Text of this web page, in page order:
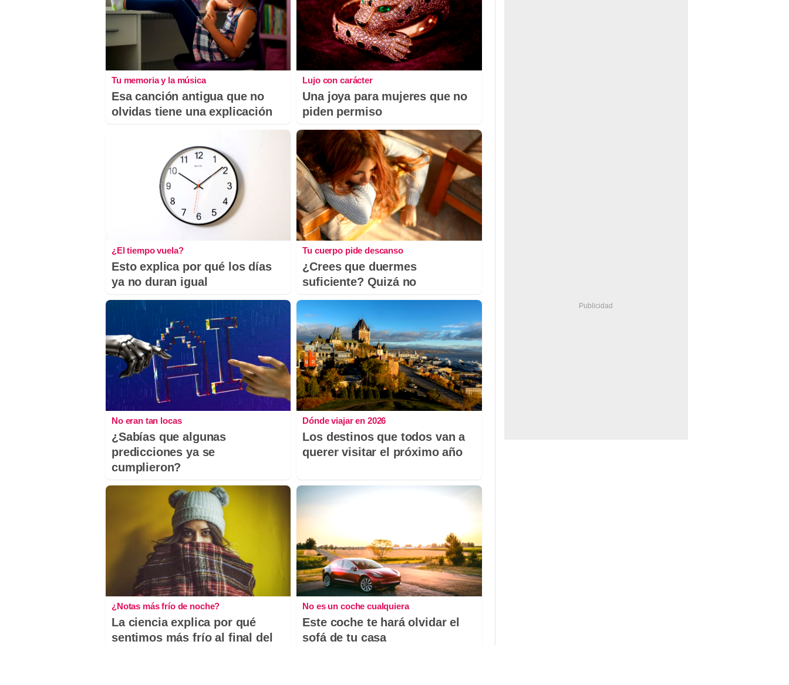
Tu memoria y la música
Esa canción antigua que no
olvidas tiene una explicación
Lujo con carácter
Una joya para mujeres que no
piden permiso
¿El tiempo vuela?
Esto explica por qué los días
ya no duran igual
Tu cuerpo pide descanso
¿Crees que duermes
suficiente? Quizá no
No eran tan locas
¿Sabías que algunas
predicciones ya se
cumplieron?
Dónde viajar en 2026
Los destinos que todos van a
querer visitar el próximo año
¿Notas más frío de noche?
La ciencia explica por qué
sentimos más frío al final del
No es un coche cualquiera
Este coche te hará olvidar el
sofá de tu casa